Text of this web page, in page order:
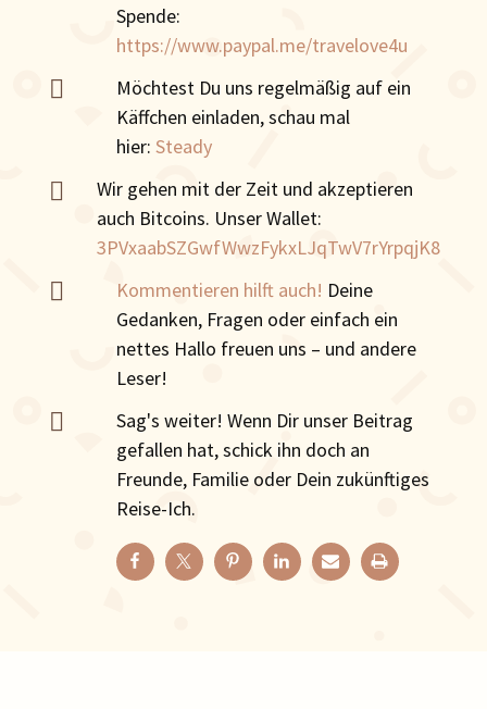
Spende:
https://www.paypal.me/travelove4u

Möchtest Du uns regelmäßig auf ein
Käffchen einladen, schau mal
hier: Steady

Wir gehen mit der Zeit und akzeptieren
auch Bitcoins. Unser Wallet:
3PVxaabSZGwfWwzFykxLJqTwV7rYrpqjK8
 Kommentieren hilft auch! Deine
Gedanken, Fragen oder einfach ein
nettes Hallo freuen uns – und andere
Leser!

Sag's weiter! Wenn Dir unser Beitrag
gefallen hat, schick ihn doch an
Freunde, Familie oder Dein zukünftiges
Reise-Ich.